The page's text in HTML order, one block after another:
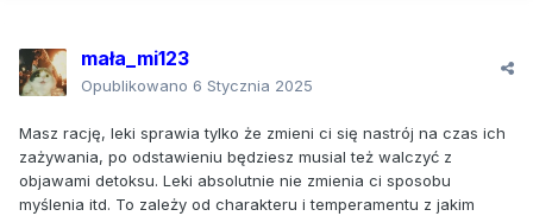
mała_mi123
Opublikowano 6 Stycznia 2025
Masz rację, leki sprawia tylko że zmieni ci się nastrój na czas ich
zażywania, po odstawieniu będziesz musial też walczyć z
objawami detoksu. Leki absolutnie nie zmienia ci sposobu
myślenia itd. To zależy od charakteru i temperamentu z jakim